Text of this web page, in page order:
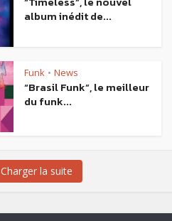
album inédit de...
Funk • News
“Brasil Funk”, le meilleur
du funk...
Charger la suite